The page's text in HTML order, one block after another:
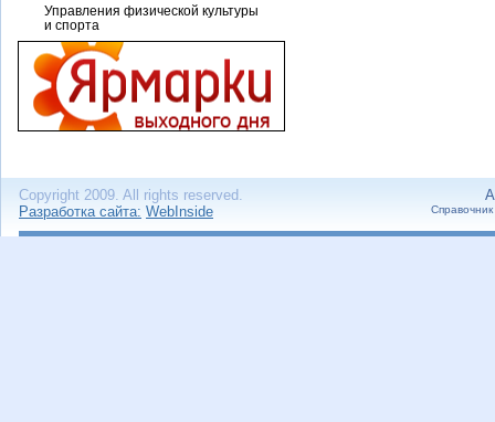
Управления физической культуры
и спорта
Copyright 2009. All rights reserved.
Разработка сайта: WebInside